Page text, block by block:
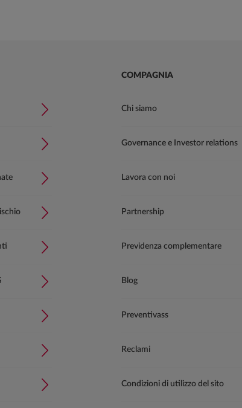
COMPAGNIA
Chi siamo
Governance e Investor relations
Lavora con noi
Partnership
Previdenza complementare
Blog
Preventivass
Reclami
Condizioni di utilizzo del sito